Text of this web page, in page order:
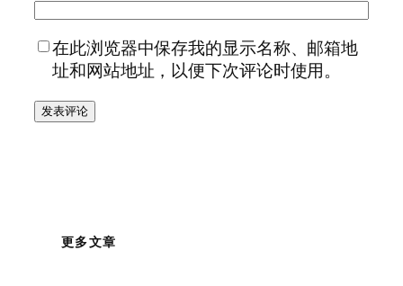
在此浏览器中保存我的显示名称、邮箱地
址和网站地址，以便下次评论时使用。
更多文章